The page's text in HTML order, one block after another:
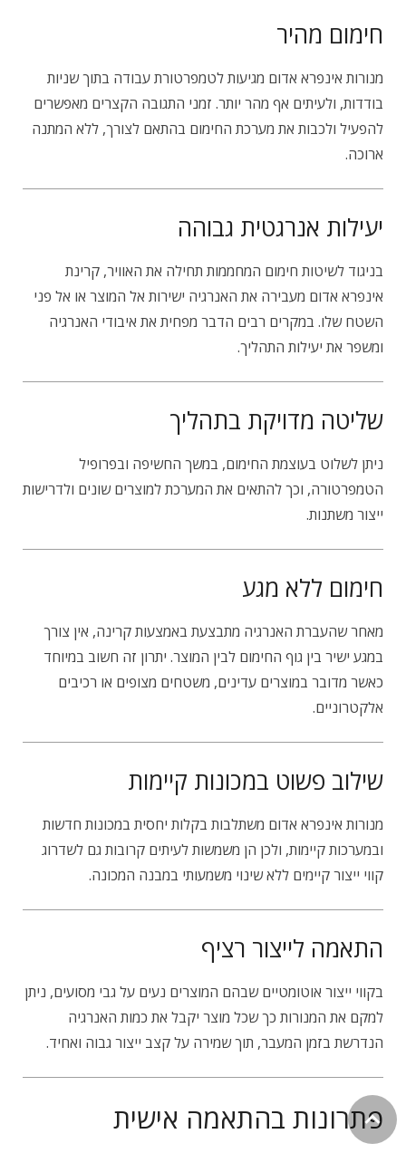
חימום מהיר
מנורות אינפרא אדום מגיעות לטמפרטורת עבודה בתוך שניות
בודדות, ולעיתים אף מהר יותר. זמני התגובה הקצרים מאפשרים
להפעיל ולכבות את מערכת החימום בהתאם לצורך, ללא המתנה
ארוכה.
יעילות אנרגטית גבוהה
בניגוד לשיטות חימום המחממות תחילה את האוויר, קרינת
אינפרא אדום מעבירה את האנרגיה ישירות אל המוצר או אל פני
השטח שלו. במקרים רבים הדבר מפחית את איבודי האנרגיה
ומשפר את יעילות התהליך.
שליטה מדויקת בתהליך
ניתן לשלוט בעוצמת החימום, במשך החשיפה ובפרופיל
הטמפרטורה, וכך להתאים את המערכת למוצרים שונים ולדרישות
ייצור משתנות.
חימום ללא מגע
מאחר שהעברת האנרגיה מתבצעת באמצעות קרינה, אין צורך
במגע ישיר בין גוף החימום לבין המוצר. יתרון זה חשוב במיוחד
כאשר מדובר במוצרים עדינים, משטחים מצופים או רכיבים
אלקטרוניים.
שילוב פשוט במכונות קיימות
מנורות אינפרא אדום משתלבות בקלות יחסית במכונות חדשות
ובמערכות קיימות, ולכן הן משמשות לעיתים קרובות גם לשדרוג
קווי ייצור קיימים ללא שינוי משמעותי במבנה המכונה.
התאמה לייצור רציף
בקווי ייצור אוטומטיים שבהם המוצרים נעים על גבי מסועים, ניתן
למקם את המנורות כך שכל מוצר יקבל את כמות האנרגיה
הנדרשת בזמן המעבר, תוך שמירה על קצב ייצור גבוה ואחיד.
פתרונות בהתאמה אישית